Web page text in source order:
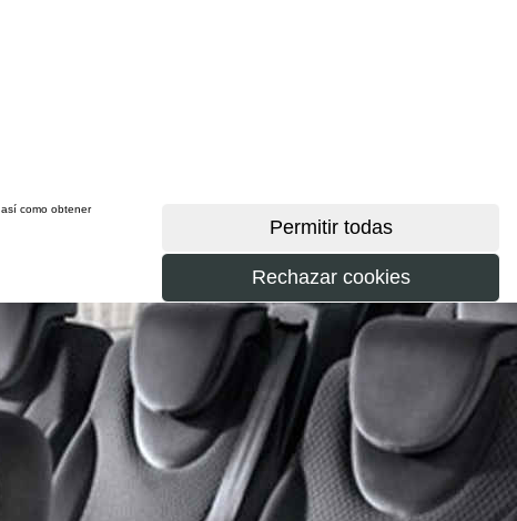
así como obtener